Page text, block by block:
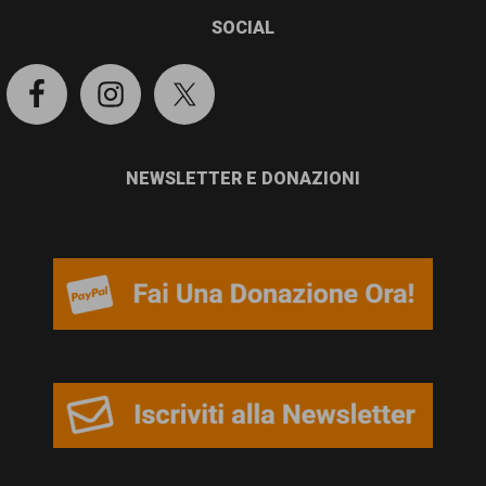
diritti
di
SOCIAL
NEWSLETTER E DONAZIONI